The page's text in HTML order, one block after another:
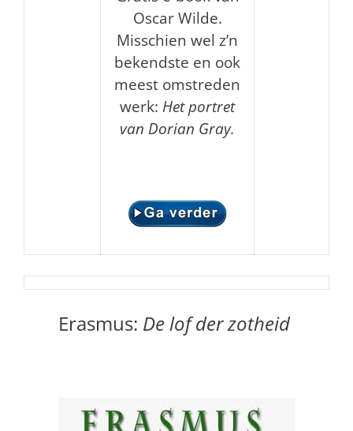
Oscar Wilde.
Misschien wel z’n
bekendste en ook
meest omstreden
werk: Het portret
van Dorian Gray.
Erasmus: De lof der zotheid